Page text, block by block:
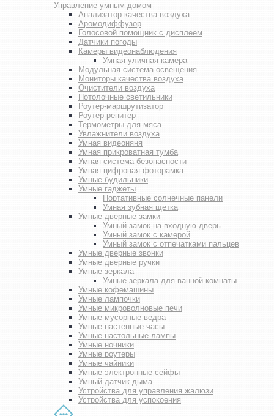
Управление умным домом
Анализатор качества воздуха
Аромодиффузор
Голосовой помощник с дисплеем
Датчики погоды
Камеры видеонаблюдения
Умная уличная камера
Модульная система освещения
Мониторы качества воздуха
Очистители воздуха
Потолочные светильники
Роутер-маршрутизатор
Роутер-репитер
Термометры для мяса
Увлажнители воздуха
Умная видеоняня
Умная прикроватная тумба
Умная система безопасности
Умная цифровая фоторамка
Умные будильники
Умные гаджеты
Портативные солнечные панели
Умная зубная щетка
Умные дверные замки
Умный замок на входную дверь
Умный замок с камерой
Умный замок с отпечатками пальцев
Умные дверные звонки
Умные дверные ручки
Умные зеркала
Умные зеркала для ванной комнаты
Умные кофемашины
Умные лампочки
Умные микроволновые печи
Умные мусорные ведра
Умные настенные часы
Умные настольные лампы
Умные ночники
Умные роутеры
Умные чайники
Умные электронные сейфы
Умный датчик дыма
Устройства для управления жалюзи
Устройства для успокоения